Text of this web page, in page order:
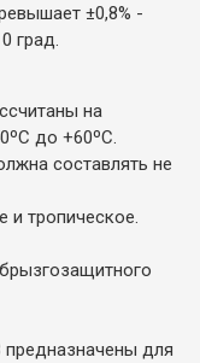
±0,8% -
град.
на
до +60ºС.
составлять не
и тропическое.
для